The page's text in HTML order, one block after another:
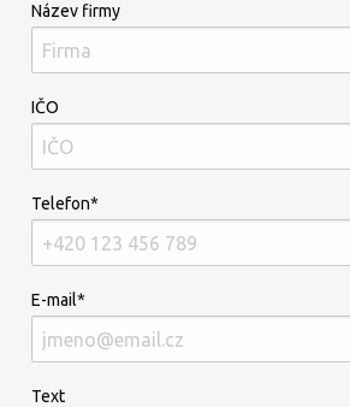
Název firmy
IČO
Telefon*
E-mail*
Text